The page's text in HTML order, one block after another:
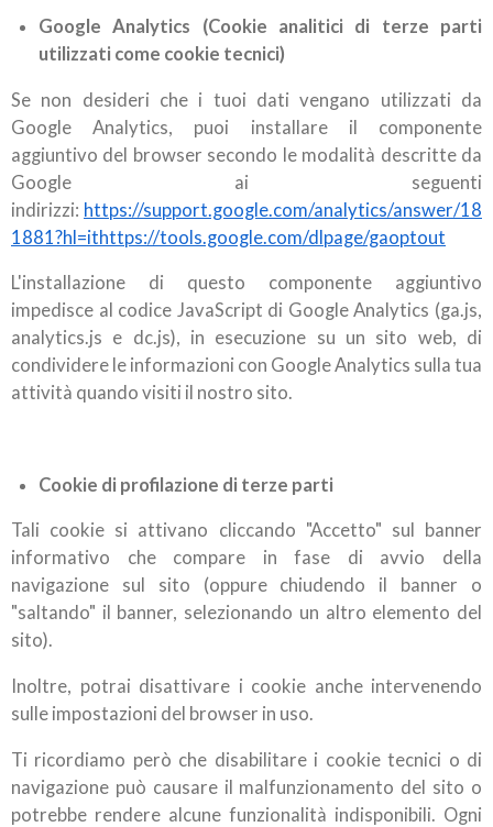
Google Analytics (Cookie analitici di terze parti
utilizzati come cookie tecnici)
Se non desideri che i tuoi dati vengano utilizzati da
Google Analytics, puoi installare il componente
aggiuntivo del browser secondo le modalità descritte da
Google ai seguenti
indirizzi: https://support.google.com/analytics/answer/18
1881?hl=ithttps://tools.google.com/dlpage/gaoptout
L'installazione di questo componente aggiuntivo
impedisce al codice JavaScript di Google Analytics (ga.js,
analytics.js e dc.js), in esecuzione su un sito web, di
condividere le informazioni con Google Analytics sulla tua
attività quando visiti il nostro sito.
Cookie di profilazione di terze parti
Tali cookie si attivano cliccando "Accetto" sul banner
informativo che compare in fase di avvio della
navigazione sul sito (oppure chiudendo il banner o
"saltando" il banner, selezionando un altro elemento del
sito).
Inoltre, potrai disattivare i cookie anche intervenendo
sulle impostazioni del browser in uso.
Ti ricordiamo però che disabilitare i cookie tecnici o di
navigazione può causare il malfunzionamento del sito o
potrebbe rendere alcune funzionalità indisponibili. Ogni